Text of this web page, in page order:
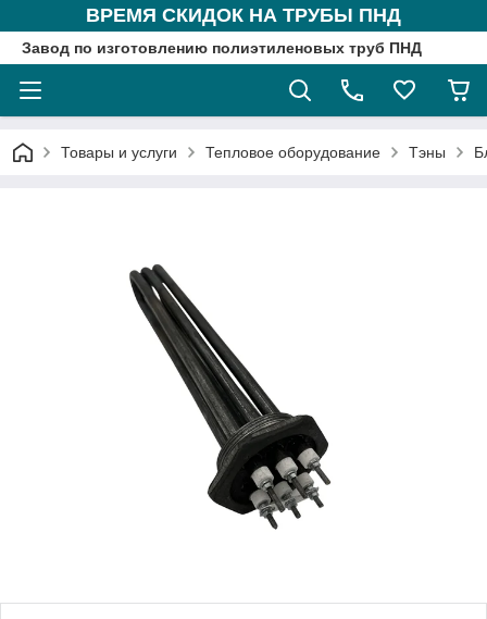
ВРЕМЯ СКИДОК НА ТРУБЫ ПНД
Завод по изготовлению полиэтиленовых труб ПНД
Товары и услуги Тепловое оборудование Тэны